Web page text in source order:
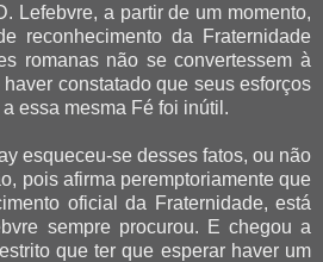
Lefebvre, a partir de um momento,
reconhecimento da Fraternidade
romanas não se convertessem à
constatado que seus esforços
essa mesma Fé foi inútil.
esqueceu-se desses fatos, ou não
pois afirma peremptoriamente que
oficial da Fraternidade, está
sempre procurou. E chegou a
que ter que esperar haver um